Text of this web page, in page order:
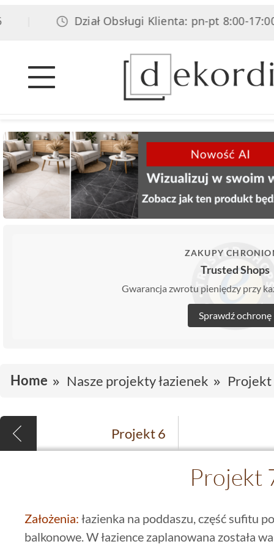
| Dział Obsługi Klienta: pn-pt 8:00-17:00,
ZAKUPY
Trusted Shops
Gwarancja zwrotu pieniędzy przy
Sprawdź ochronę
Home Nasze projekty łazienek Projekt
Projekt 6
Projekt
Założenia: łazienka na poddaszu, część sufitu
balkonowe. W łazience zaplanowana została